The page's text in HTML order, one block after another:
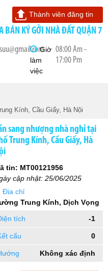
BÁN KÝ GỞI NHÀ ĐẤT QUẬN 7
Giờ
làm
việc
08:00 Am -
17:00 Pm
Thành viên đăng tin
Kính, Cầu Giấy, Hà Nội
sang nhượng nhà nghỉ tại
Trung Kính, Cầu Giấy, Hà
tin: MT00121956
cập nhật: 25/06/2025
Địa chỉ
Trung Kính, Dịch Vọng
tích
-1
cấu 0
Không xác định